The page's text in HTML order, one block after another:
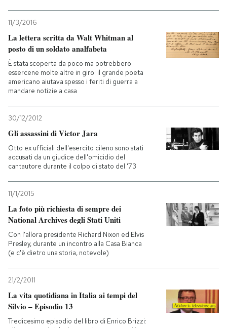
11/3/2016
La lettera scritta da Walt Whitman al
posto di un soldato analfabeta
È stata scoperta da poco ma potrebbero
essercene molte altre in giro: il grande poeta
americano aiutava spesso i feriti di guerra a
mandare notizie a casa
30/12/2012
Gli assassini di Victor Jara
Otto ex ufficiali dell'esercito cileno sono stati
accusati da un giudice dell'omicidio del
cantautore durante il colpo di stato del '73
11/1/2015
La foto più richiesta di sempre dei
National Archives degli Stati Uniti
Con l'allora presidente Richard Nixon ed Elvis
Presley, durante un incontro alla Casa Bianca
(e c'è dietro una storia, notevole)
21/2/2011
La vita quotidiana in Italia ai tempi del
Silvio – Episodio 13
Tredicesimo episodio del libro di Enrico Brizzi: